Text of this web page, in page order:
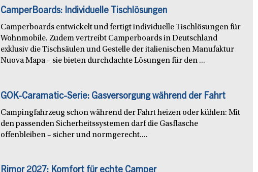
CamperBoards: Individuelle Tischlösungen
Camperboards entwickelt und fertigt individuelle Tischlösungen für
Wohnmobile. Zudem vertreibt Camperboards in Deutschland
exklusiv die Tischsäulen und Gestelle der italienischen Manufaktur
Nuova Mapa – sie bieten durchdachte Lösungen für den ...
GOK-Caramatic-Serie: Gasversorgung während der Fahrt
Campingfahrzeug schon während der Fahrt heizen oder kühlen: Mit
den passenden Sicherheitssystemen darf die Gasflasche
offenbleiben – sicher und normgerecht....